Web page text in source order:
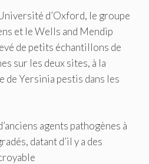
d’Oxford, le groupe
et le Wells and Mendip
de petits échantillons de
sur les deux sites, à la
de Yersinia pestis dans les
agents pathogènes à
datant d’il y a des